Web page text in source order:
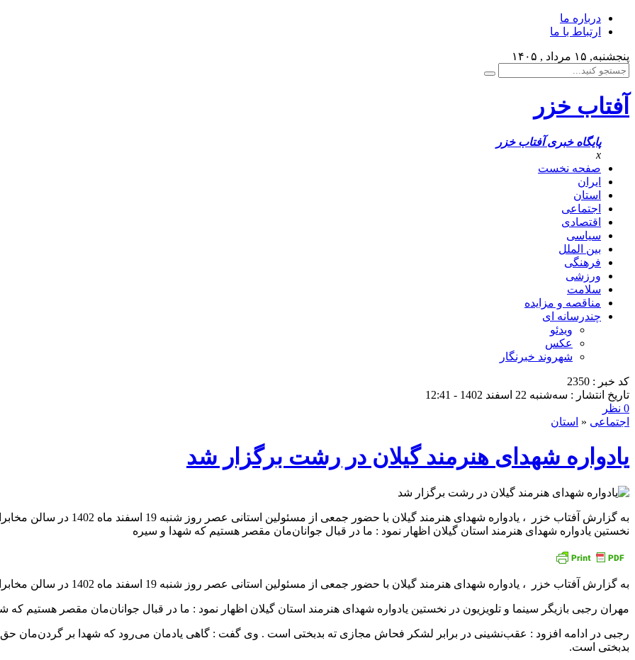
درباره ما
ارتباط با ما
پنجشنبه, ۱۵ مرداد , ۱۴۰۵
آفتاب خزر
پایگاه خبری آفتاب خزر
x
صفحه نخست
ایران
استان
اجتماعی
اقتصادی
سیاسی
بین الملل
فرهنگی
ورزشی
سلامت
مناقصه و مزایده
چندرسانه ای
ویدئو
عکس
شهروند خبرنگار
کد خبر : 2350
تاریخ انتشار : سه‌شنبه 22 اسفند 1402 - 12:41
0 نظر
اجتماعی « استان
یادواره شهدای هنرمند گیلان در رشت برگزار شد
به گزارش آفتاب خزر ، یادواره
نخستین یادواره شهدای هنرمند استان گیلان اظهار نمود : ما در قبال جوانان‌مان مقصر هستیم که شهدا و سیره
به گزارش آفتاب خزر ، یادواره شهدای هنرمند گیلان با حضور جمعی از مسئولین استانی عصر روز شنبه 19 اسفند ماه 1402 در سالن مخابرات رشت برگزار شد .
مهران رجبی بازیگر سینما و تلویزیون در نخستین یادواره شهدای هنرمند استان گیلان اظهار نمود : ما در قبال جوانان‌مان مقصر
رجبی در ادامه افزود : عقب‌نشینی در برابر لشکر فحاش مجازی ته بدبختی است . وی گفت : گاهی یادمان می‌رود که شهدا بر گردن‌مان
بدبختی است.